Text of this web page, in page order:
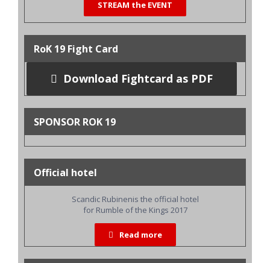
STREAM the EVENT
RoK 19 Fight Card
Download Fightcard as PDF
SPONSOR ROK 19
Official hotel
Scandic Rubinenis the official hotel
for Rumble of the Kings 2017
Read more